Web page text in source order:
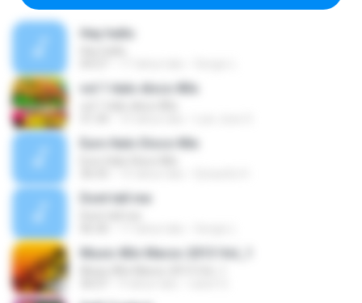
Hey hello
vol 1 italo disco 80s
Euro Italo Disco Mix
Dont tell me
Music 80s Marzo 2013 Vol_1